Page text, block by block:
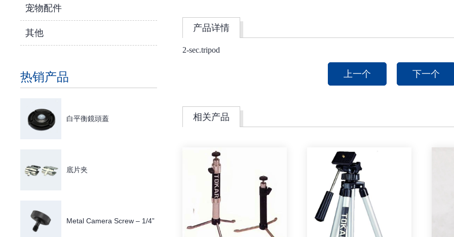
宠物配件
其他
热销产品
白平衡鏡頭蓋
底片夹
Metal Camera Screw – 1/4”
产品详情
2-sec.tripod
上一个 下一个
相关产品